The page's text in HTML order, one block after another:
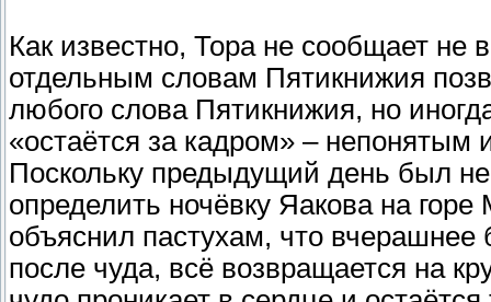
Как известно, Тора не сообщает не
отдельным словам Пятикнижия
любого слова Пятикнижия, но
«остаётся за кадром» –
Поскольку предыдущий день был
определить ночёвку Яакова на
объяснил пастухам, что вчерашнее
после чуда, всё возвращается на